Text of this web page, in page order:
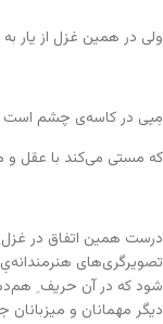
ولی در همین غزل از یار به
مِیی در کاسه‌ی چشم است
که مستی می‌کند با عقل
درست همین اتفاق در غزل
تصویرگری‌های
شود که در آن حریف
دیگر مهمانان و میزبانان